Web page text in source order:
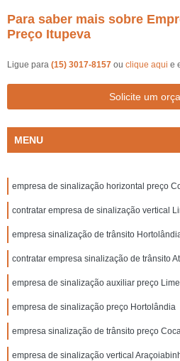
Para saber mais sobre
Preço Itupeva
Ligue para (15) 3017-8157 ou clique aqui e
Solicite um
MENU
empresa de sinalização horizontal preço
contratar empresa de sinalização vertical
empresa sinalização de trânsito
contratar empresa sinalização de trânsito
empresa de sinalização auxiliar preço
empresa de sinalização preço Hortolândia
empresa sinalização de trânsito preço
empresa de sinalização vertical